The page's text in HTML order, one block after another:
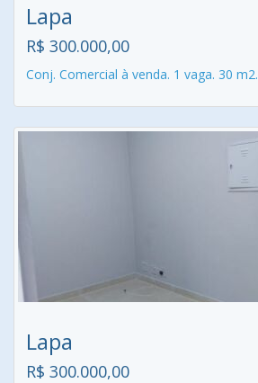
Lapa
R$ 300.000,00
Conj. Comercial à venda. 1 vaga. 30 m2.
Lapa
R$ 300.000,00